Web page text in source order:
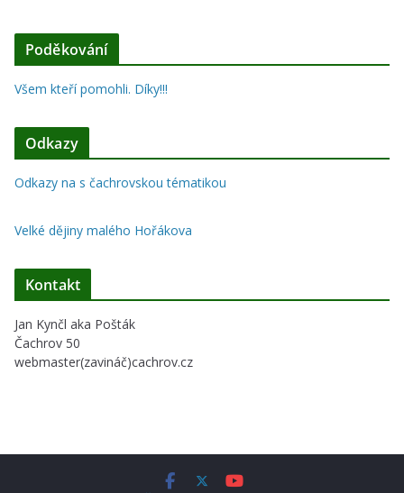
Poděkování
Všem kteří pomohli. Díky!!!
Odkazy
Odkazy na s čachrovskou tématikou
Velké dějiny malého Hořákova
Kontakt
Jan Kynčl aka Pošták
Čachrov 50
webmaster(zavináč)cachrov.cz